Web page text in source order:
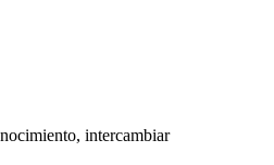
intercambiar